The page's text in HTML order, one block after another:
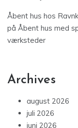
Åbent hus hos
på Åbent hus med
værksteder
Archives
august 2026
juli 2026
juni 2026